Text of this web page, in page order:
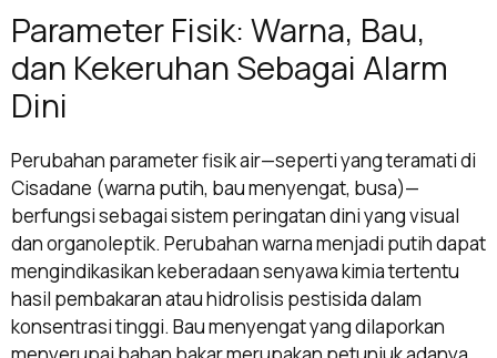
Parameter Fisik: Warna, Bau,
dan Kekeruhan Sebagai Alarm
Dini
Perubahan parameter fisik air—seperti yang teramati di
Cisadane (warna putih, bau menyengat, busa)—
berfungsi sebagai sistem peringatan dini yang visual
dan organoleptik. Perubahan warna menjadi putih dapat
mengindikasikan keberadaan senyawa kimia tertentu
hasil pembakaran atau hidrolisis pestisida dalam
konsentrasi tinggi. Bau menyengat yang dilaporkan